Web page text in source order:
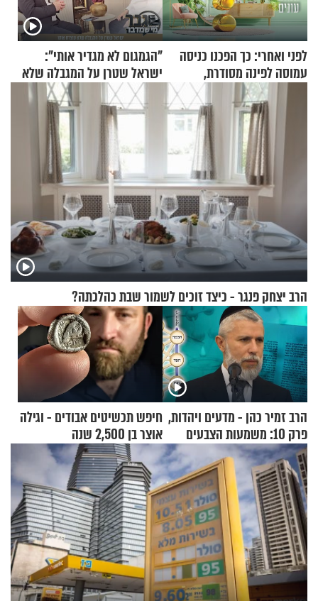
לפני ואחרי: כך הפכנו כניסה
עמוסה לפינה מסודרת,
שימושית ומזמינה
"הגמגום לא מגדיר אותי":
ישראל שטרן על המגבלה שלא
עוצרת אותו
הרב יצחק פנגר - כיצד זוכים לשמור שבת כהלכתה?
הרב זמיר כהן - מדעים ויהדות,
פרק 10: משמעות הצבעים
בעולם
חיפש תכשיטים אבודים - וגילה
אוצר בן 2,500 שנה